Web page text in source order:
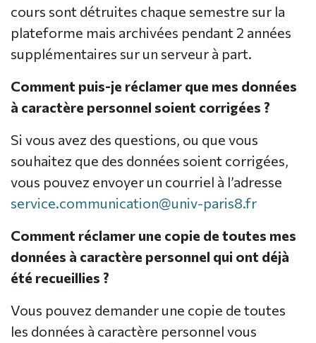
cours sont détruites chaque semestre sur la
plateforme mais archivées pendant 2 années
supplémentaires sur un serveur à part.
Comment puis-je réclamer que mes données
à caractère personnel soient corrigées ?
Si vous avez des questions, ou que vous
souhaitez que des données soient corrigées,
vous pouvez envoyer un courriel à l’adresse
service.communication@univ-paris8.fr
Comment réclamer une copie de toutes mes
données à caractère personnel qui ont déjà
été recueillies ?
Vous pouvez demander une copie de toutes
les données à caractère personnel vous